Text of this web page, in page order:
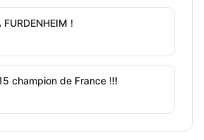
FURDENHEIM !
champion de France !!!